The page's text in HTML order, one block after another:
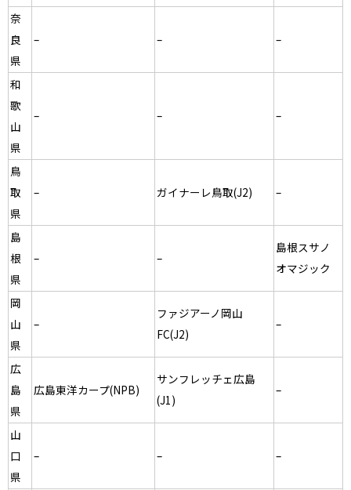
奈
良
県
– – –
和
歌
山
県
– – –
鳥
取
県
– ガイナーレ鳥取(J2) –
島
根
県
– –
島根スサノ
オマジック
岡
山
県
–
ファジアーノ岡山
FC(J2)
–
広
島
県
広島東洋カープ(NPB)
サンフレッチェ広島
(J1)
–
山
口
県
– – –